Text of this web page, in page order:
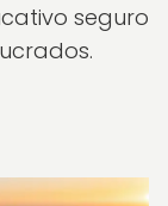
seguro